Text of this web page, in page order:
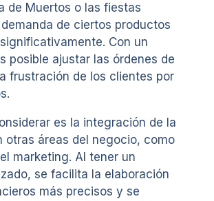
de Muertos o las fiestas
de ciertos productos
Con un
posible ajustar las órdenes de
frustración de los clientes por
es la integración de la
otras áreas del negocio, como
marketing. Al tener un
se facilita la elaboración
más precisos y se